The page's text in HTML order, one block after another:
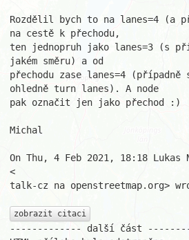
Rozdělil bych to na lanes=4 (a
na cestě k přechodu,
ten jednopruh jako lanes=3 (s
jakém směru) a od
přechodu zase lanes=4 (případně
ohledně turn lanes). A node
pak označit jen jako přechod :)
Michal
On Thu, 4 Feb 2021, 18:18
<
talk-cz na openstreetmap.org>
zobrazit citaci
------------- další část